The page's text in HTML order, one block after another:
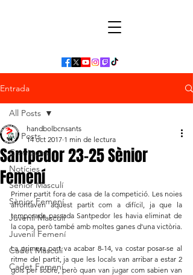
Entrada
All Posts
Cròniques
Notícies
Sènior Masculí
Sènior Femení
Juvenil Masculí
Juvenil Femení
Cadet Masculí
Cadet Femení
All Posts
Santpedor 23-25 Sènior
Femení
handbolbcnsants
14 oct 2017 1 min de lectura
Primer partit fora de casa de la competició. Les noies
afrontaven aquest partit com a difícil, ja que la
temporada passada Santpedor les havia eliminat de
la copa, però també amb moltes ganes d'una victòria.
La primera part va acabar 8-14, va costar posar-se al
ritme del partit, ja que les locals van arribar a estar 2
gols per sobre, però quan van jugar com sabien van